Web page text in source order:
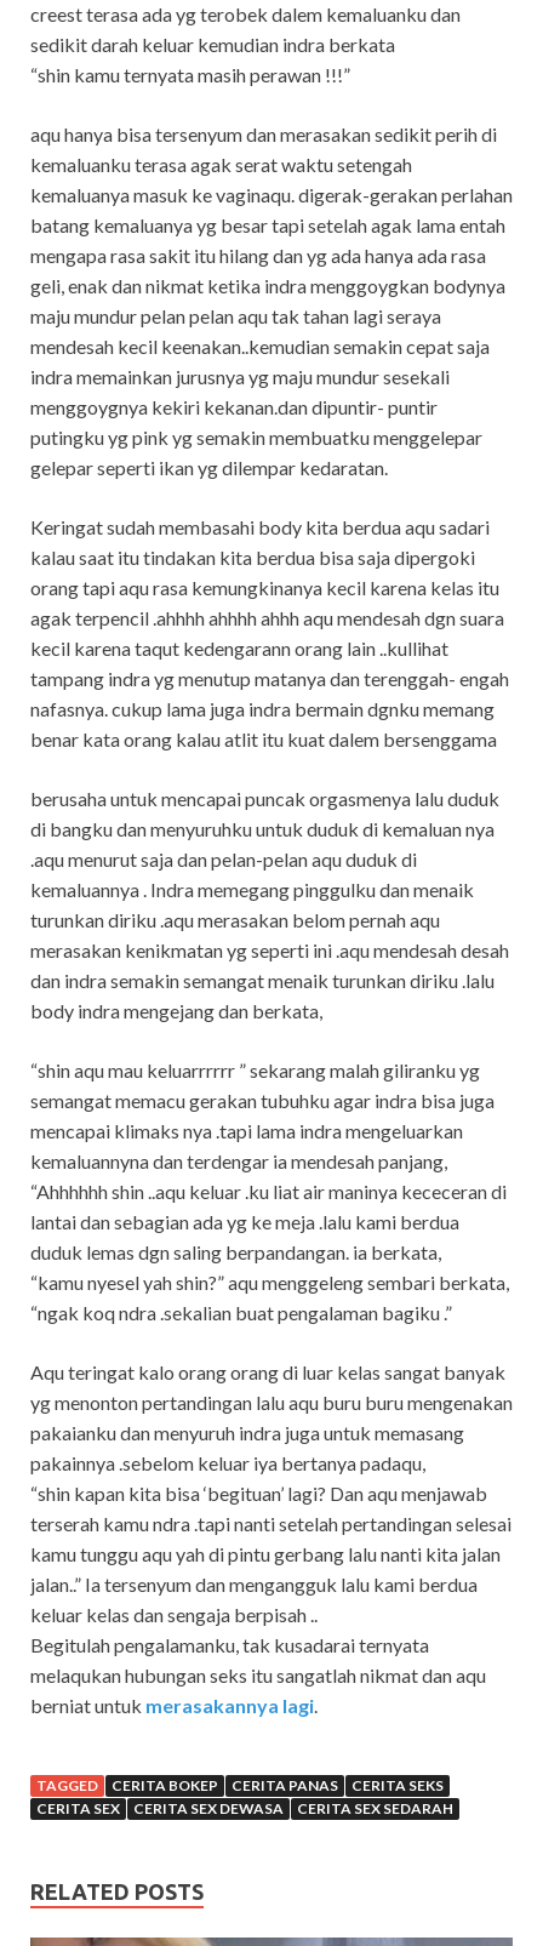
creest terasa ada yg terobek dalem kemaluanku dan
sedikit darah keluar kemudian indra berkata
“shin kamu ternyata masih perawan !!!”
aqu hanya bisa tersenyum dan merasakan sedikit perih di
kemaluanku terasa agak serat waktu setengah
kemaluanya masuk ke vaginaqu. digerak-gerakan perlahan
batang kemaluanya yg besar tapi setelah agak lama entah
mengapa rasa sakit itu hilang dan yg ada hanya ada rasa
geli, enak dan nikmat ketika indra menggoygkan bodynya
maju mundur pelan pelan aqu tak tahan lagi seraya
mendesah kecil keenakan..kemudian semakin cepat saja
indra memainkan jurusnya yg maju mundur sesekali
menggoygnya kekiri kekanan.dan dipuntir- puntir
putingku yg pink yg semakin membuatku menggelepar
gelepar seperti ikan yg dilempar kedaratan.
Keringat sudah membasahi body kita berdua aqu sadari
kalau saat itu tindakan kita berdua bisa saja dipergoki
orang tapi aqu rasa kemungkinanya kecil karena kelas itu
agak terpencil .ahhhh ahhhh ahhh aqu mendesah dgn suara
kecil karena taqut kedengarann orang lain ..kullihat
tampang indra yg menutup matanya dan terenggah- engah
nafasnya. cukup lama juga indra bermain dgnku memang
benar kata orang kalau atlit itu kuat dalem bersenggama
berusaha untuk mencapai puncak orgasmenya lalu duduk
di bangku dan menyuruhku untuk duduk di kemaluan nya
.aqu menurut saja dan pelan-pelan aqu duduk di
kemaluannya . Indra memegang pinggulku dan menaik
turunkan diriku .aqu merasakan belom pernah aqu
merasakan kenikmatan yg seperti ini .aqu mendesah desah
dan indra semakin semangat menaik turunkan diriku .lalu
body indra mengejang dan berkata,
“shin aqu mau keluarrrrrr ” sekarang malah giliranku yg
semangat memacu gerakan tubuhku agar indra bisa juga
mencapai klimaks nya .tapi lama indra mengeluarkan
kemaluannyna dan terdengar ia mendesah panjang,
“Ahhhhhh shin ..aqu keluar .ku liat air maninya kececeran di
lantai dan sebagian ada yg ke meja .lalu kami berdua
duduk lemas dgn saling berpandangan. ia berkata,
“kamu nyesel yah shin?” aqu menggeleng sembari berkata,
“ngak koq ndra .sekalian buat pengalaman bagiku .”
Aqu teringat kalo orang orang di luar kelas sangat banyak
yg menonton pertandingan lalu aqu buru buru mengenakan
pakaianku dan menyuruh indra juga untuk memasang
pakainnya .sebelom keluar iya bertanya padaqu,
“shin kapan kita bisa ‘begituan’ lagi? Dan aqu menjawab
terserah kamu ndra .tapi nanti setelah pertandingan selesai
kamu tunggu aqu yah di pintu gerbang lalu nanti kita jalan
jalan..” Ia tersenyum dan mengangguk lalu kami berdua
keluar kelas dan sengaja berpisah ..
Begitulah pengalamanku, tak kusadarai ternyata
melaqukan hubungan seks itu sangatlah nikmat dan aqu
berniat untuk merasakannya lagi
TAGGED CERITA BOKEP CERITA PANAS
CERITA SEKS
CERITA SEX
CERITA SEX DEWASA CERITA SEX SEDARAH
RELATED POSTS